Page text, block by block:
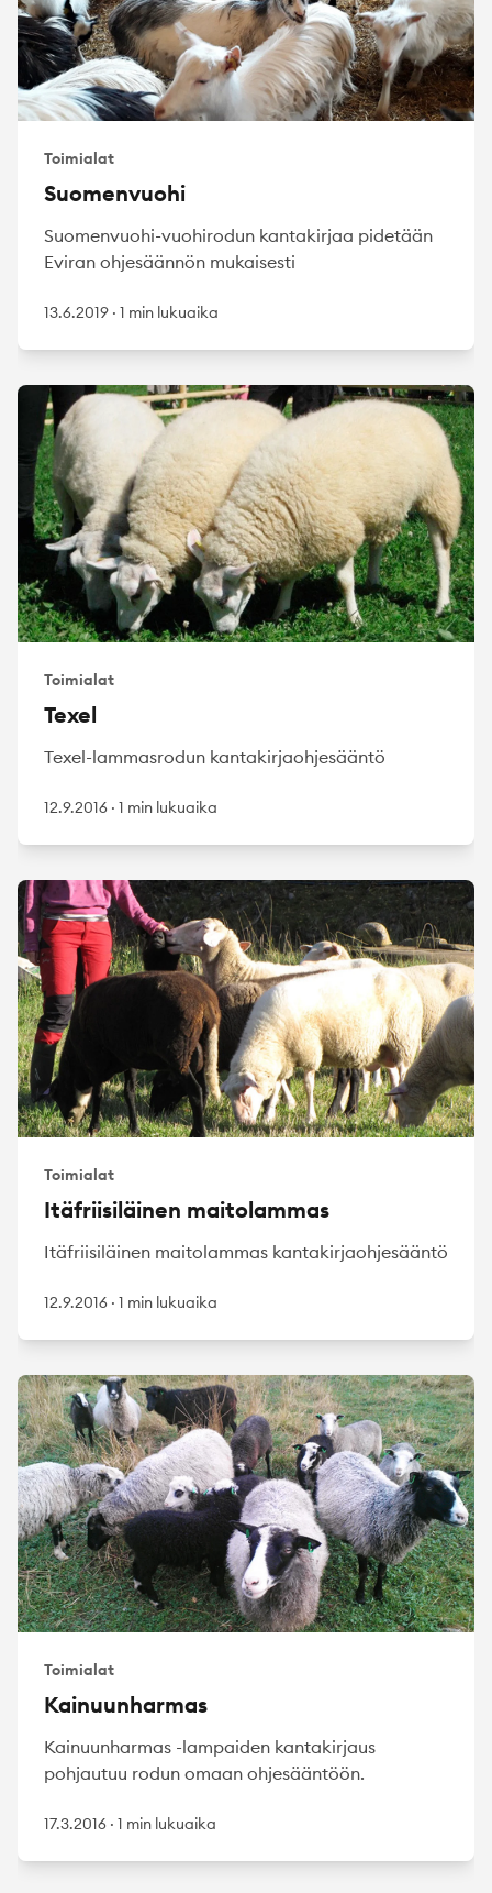
Toimialat
Suomenvuohi
Suomenvuohi-vuohirodun kantakirjaa pidetään
Eviran ohjesäännön mukaisesti
13.6.2019 · 1 min lukuaika
Toimialat
Texel
Texel-lammasrodun kantakirjaohjesääntö
12.9.2016 · 1 min lukuaika
Toimialat
Itäfriisiläinen maitolammas
Itäfriisiläinen maitolammas kantakirjaohjesääntö
12.9.2016 · 1 min lukuaika
Toimialat
Kainuunharmas
Kainuunharmas -lampaiden kantakirjaus
pohjautuu rodun omaan ohjesääntöön.
17.3.2016 · 1 min lukuaika